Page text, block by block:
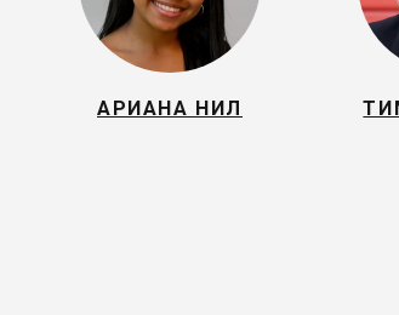
АРИАНА НИЛ